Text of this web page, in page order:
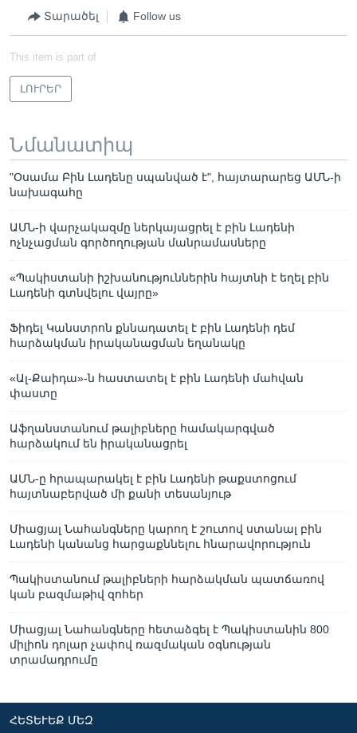
Տարածել Follow us
This item is part of
ԼՈՒՐԵՐ
Նմանատիպ
"Օսամա Բին Լադենը սպանված է", հայտարարեց ԱՄՆ-ի
նախագահը
ԱՄՆ-ի վարչակազմը ներկայացրել է բին Լադենի
ոչնչացման գործողության մանրամասները
«Պակիստանի իշխանություններին հայտնի է եղել բին
Լադենի գտնվելու վայրը»
Ֆիդել Կանստրոն քննադատել է բին Լադենի դեմ
հարձակման իրականացման եղանակը
«Ալ-Քաիդա»-ն հաստատել է բին Լադենի մահվան
փաստը
Աֆղանստանում թալիբները համակարգված
հարձակում են իրականացրել
ԱՄՆ-ը հրապարակել է բին Լադենի թաքստոցում
հայտնաբերված մի քանի տեսանյութ
Միացյալ Նահանգները կարող է շուտով ստանալ բին
Լադենի կանանց հարցաքննելու հնարավորություն
Պակիստանում թալիբների հարձակման պատճառով
կան բազմաթիվ զոհեր
Միացյալ Նահանգները հետաձգել է Պակիստանին 800
միլիոն դոլար չափով ռազմական օգնության
տրամադրումը
ՀԵՏԵՒԵՔ ՄԵԶ